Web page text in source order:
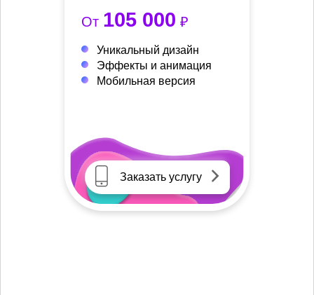
От 105 000 ₽
Уникальный дизайн
Эффекты и анимация
Мобильная версия
Заказать услугу